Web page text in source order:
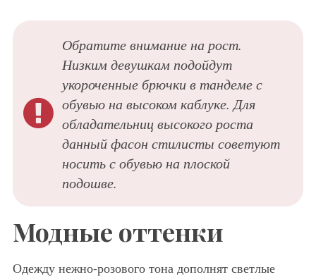
Обратите внимание на рост.
Низким девушкам подойдут
укороченные брючки в тандеме с
обувью на высоком каблуке. Для
обладательниц высокого роста
данный фасон стилисты советуют
носить с обувью на плоской
подошве.
Модные оттенки
Одежду нежно-розового тона дополнят светлые